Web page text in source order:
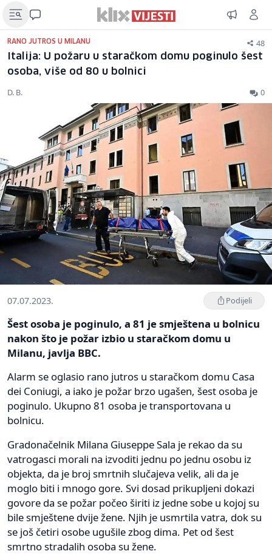
RANO JUTROS U MILANU 48
Italija: U požaru u staračkom domu poginulo šest
osoba, više od 80 u bolnici
D. B. 0
07.07.2023. Podijeli
Šest osoba je poginulo, a 81 je smještena u bolnicu
nakon što je požar izbio u staračkom domu u
Milanu, javlja BBC.
Alarm se oglasio rano jutros u staračkom domu Casa
dei Coniugi, a iako je požar brzo ugašen, šest osoba je
poginulo. Ukupno 81 osoba je transportovana u
bolnicu.
Gradonačelnik Milana Giuseppe Sala je rekao da su
vatrogasci morali na izvoditi jednu po jednu osobu iz
objekta, da je broj smrtnih slučajeva velik, ali da je
moglo biti i mnogo gore. Svi dosad prikupljeni dokazi
govore da se požar počeo širiti iz jedne sobe u kojoj su
bile smještene dvije žene. Njih je usmrtila vatra, dok su
se još četiri osobe ugušile zbog dima. Pet od šest
smrtno stradalih osoba su žene.